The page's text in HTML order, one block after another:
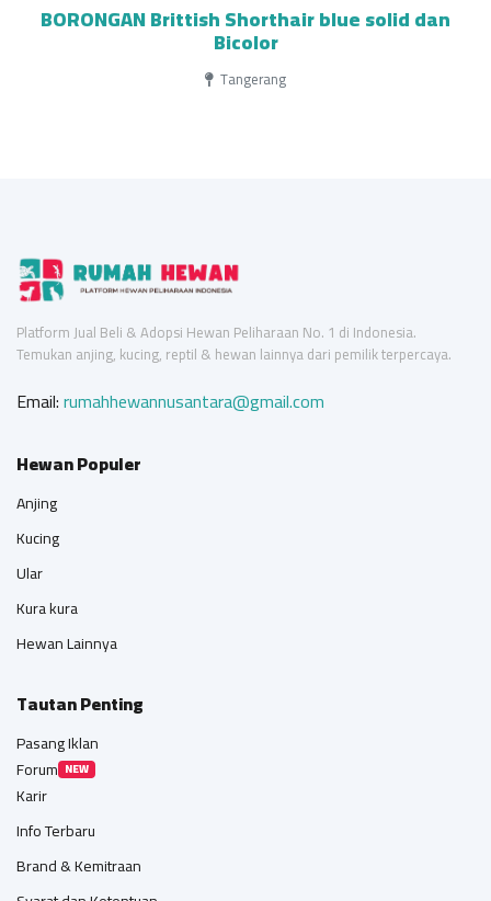
BORONGAN Brittish Shorthair blue solid dan
Bicolor
Tangerang
Platform Jual Beli & Adopsi Hewan Peliharaan No. 1 di Indonesia.
Temukan anjing, kucing, reptil & hewan lainnya dari pemilik terpercaya.
Email:rumahhewannusantara@gmail.com
Hewan Populer
Anjing
Kucing
Ular
Kura kura
Hewan Lainnya
Tautan Penting
Pasang Iklan
Forum NEW
Karir
Info Terbaru
Brand & Kemitraan